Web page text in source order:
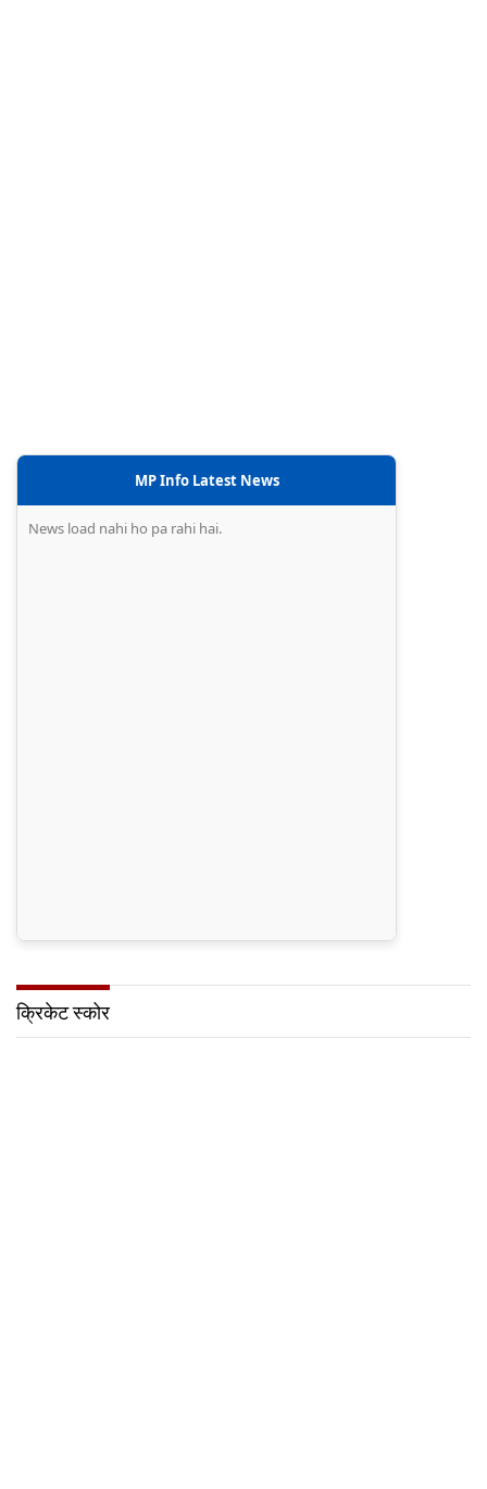
MP Info Latest News
News load nahi ho pa rahi hai.
क्रिकेट स्कोर